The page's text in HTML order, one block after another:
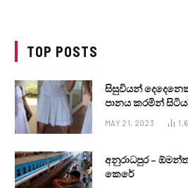
TOP POSTS
සිසුවියන්
පානය කරමින්
MAY 21, 2023
අනුරාධපුර –
කෙරේ